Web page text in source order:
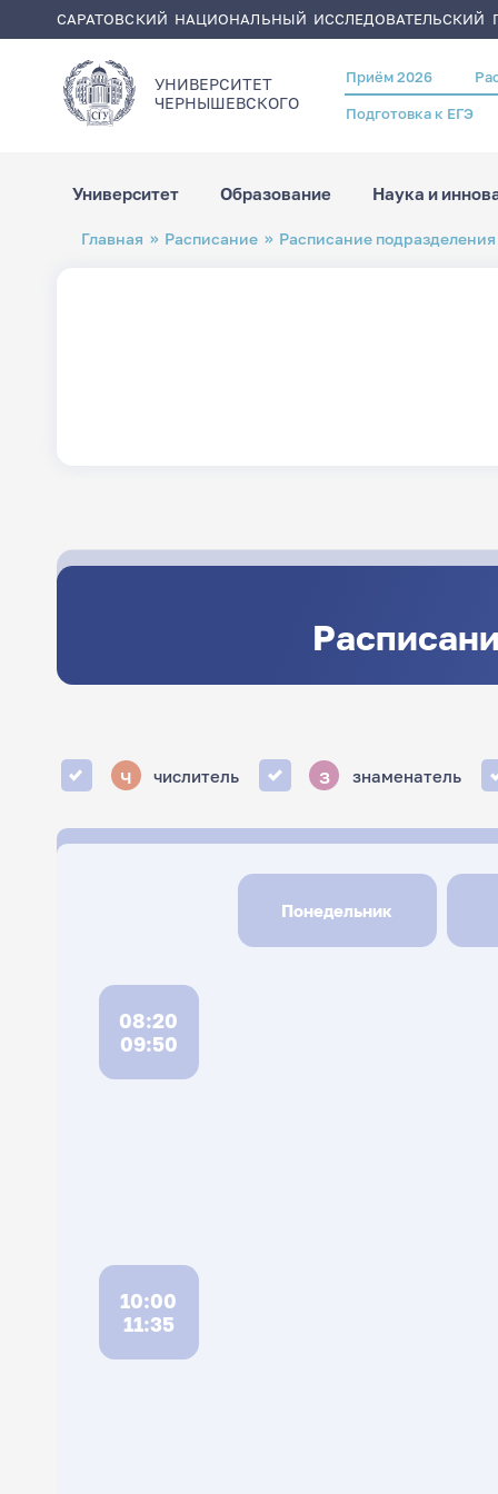
САРАТОВСКИЙ НАЦИОНАЛЬНЫЙ ИССЛЕДОВАТЕЛЬСКИЙ
УНИВЕРСИТЕТ
ЧЕРНЫШЕВСКОГO
Header
menu
Приём 2026
Подготовка к ЕГЭ
Университет Образование Наука и
Строка
навигации
Главная Расписание Расписание подразделения
ч числитель з знаменатель
Понедельник
08:20
09:50
10:00
11:35